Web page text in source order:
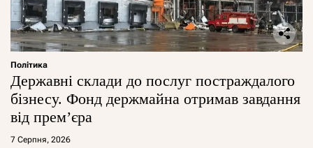
Політика
Державні склади до послуг постраждалого
бізнесу. Фонд держмайна отримав завдання
від прем’єра
7 Серпня, 2026